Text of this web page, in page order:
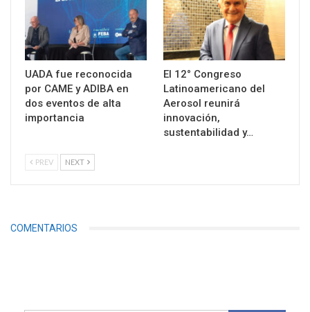
UADA fue reconocida
por CAME y ADIBA en
dos eventos de alta
importancia
El 12° Congreso
Latinoamericano del
Aerosol reunirá
innovación,
sustentabilidad y…
PREV NEXT
COMENTARIOS